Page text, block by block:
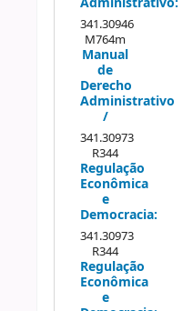
341.30946
M764m
Manual
de
Derecho
Administrativo
/
341.30973
R344
Regulação
Econômica
e
Democracia:
341.30973
R344
Regulação
Econômica
e